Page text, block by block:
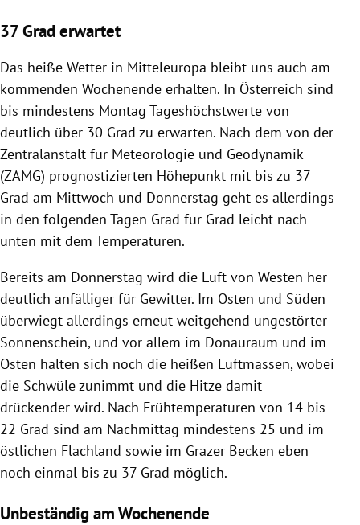
37 Grad erwartet
Das heiße Wetter in Mitteleuropa bleibt uns auch am
kommenden Wochenende erhalten. In Österreich sind
bis mindestens Montag Tageshöchstwerte von
deutlich über 30 Grad zu erwarten. Nach dem von der
Zentralanstalt für Meteorologie und Geodynamik
(ZAMG) prognostizierten Höhepunkt mit bis zu 37
Grad am Mittwoch und Donnerstag geht es allerdings
in den folgenden Tagen Grad für Grad leicht nach
unten mit dem Temperaturen.
Bereits am Donnerstag wird die Luft von Westen her
deutlich anfälliger für Gewitter. Im Osten und Süden
überwiegt allerdings erneut weitgehend ungestörter
Sonnenschein, und vor allem im Donauraum und im
Osten halten sich noch die heißen Luftmassen, wobei
die Schwüle zunimmt und die Hitze damit
drückender wird. Nach Frühtemperaturen von 14 bis
22 Grad sind am Nachmittag mindestens 25 und im
östlichen Flachland sowie im Grazer Becken eben
noch einmal bis zu 37 Grad möglich.
Unbeständig am Wochenende